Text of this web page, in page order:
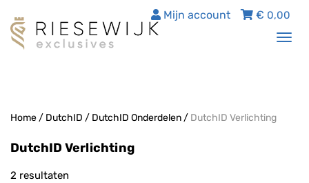
€ 0,00
Mijn account
Home/ DutchID / DutchID Onderdelen/ DutchID Verlichting
DutchID Verlichting
2 resultaten